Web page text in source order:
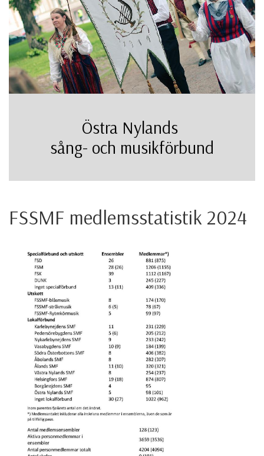
Östra Nylands
sång- och musikförbund
FSSMF medlemsstatistik 2024